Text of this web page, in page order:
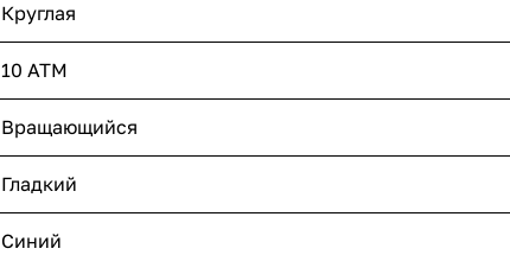
Круглая
10 ATM
Вращающийся
Гладкий
Синий